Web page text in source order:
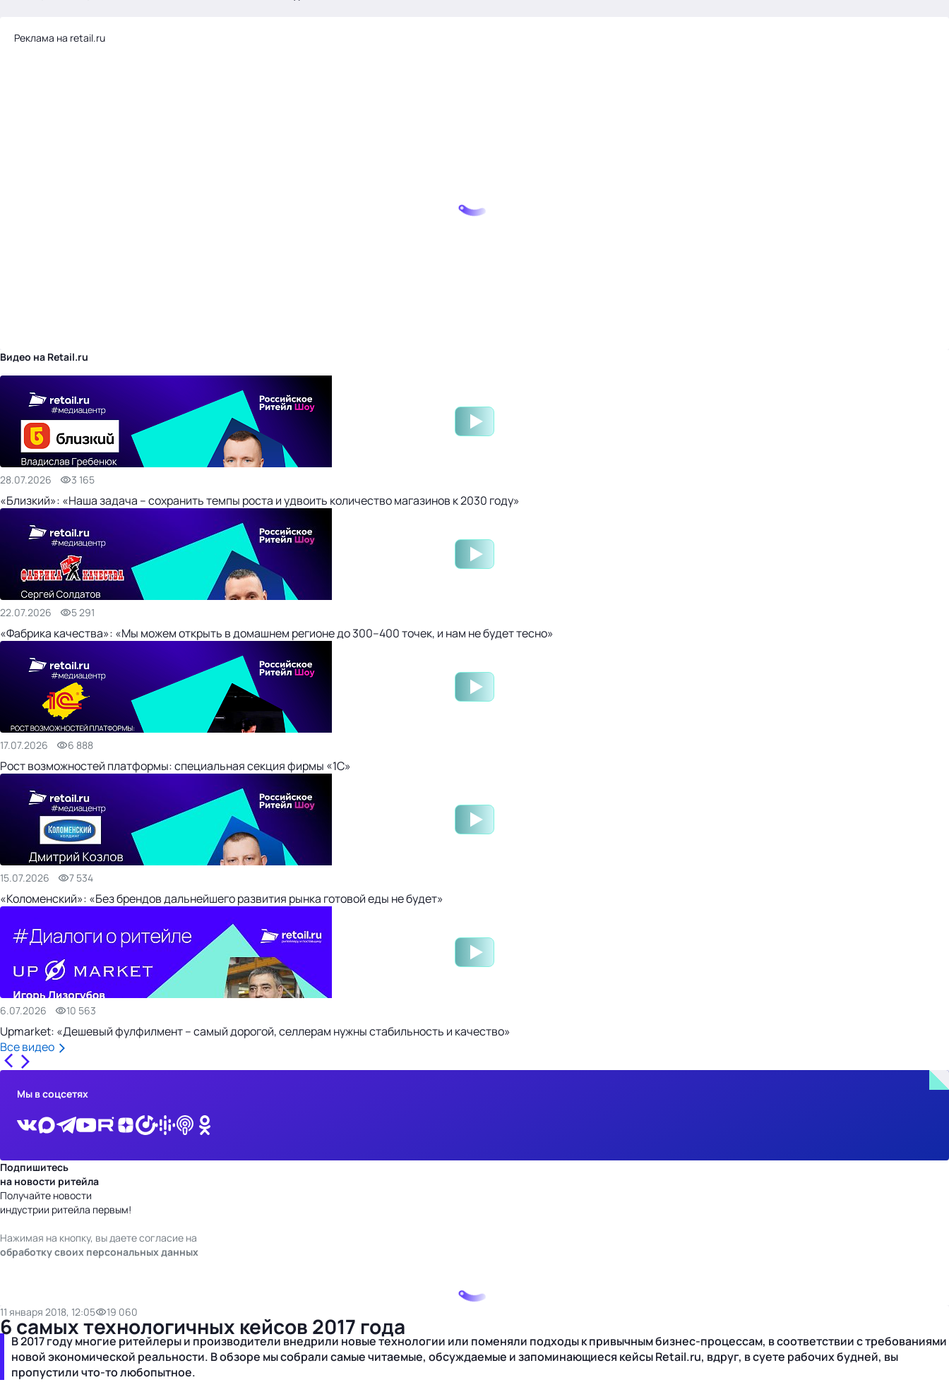
Реклама на retail.ru
Видео на Retail.ru
28.07.2026 3 165
«Близкий»: «Наша задача – сохранить темпы роста и удвоить количество магазинов к 2030 году»
22.07.2026 5 291
«Фабрика качества»: «Мы можем открыть в домашнем регионе до 300–400 точек, и нам не будет тесно»
17.07.2026 6 888
Рост возможностей платформы: специальная секция фирмы «1С»
15.07.2026 7 534
«Коломенский»: «Без брендов дальнейшего развития рынка готовой еды не будет»
6.07.2026 10 563
Upmarket: «Дешевый фулфилмент – самый дорогой, селлерам нужны стабильность и качество»
Все видео
Мы в соцсетях
Подпишитесь
на новости ритейла
Получайте новости
индустрии ритейла первым!
Нажимая на кнопку, вы даете согласие на
обработку своих персональных данных
11 января 2018, 12:05 19 060
6 самых технологичных кейсов 2017 года
В 2017 году многие ритейлеры и производители внедрили новые технологии или поменяли подходы к привычным бизнес-процессам, в соответствии с требованиями
новой экономической реальности. В обзоре мы собрали самые читаемые, обсуждаемые и запоминающиеся кейсы Retail.ru, вдруг, в суете рабочих будней, вы
пропустили что-то любопытное.